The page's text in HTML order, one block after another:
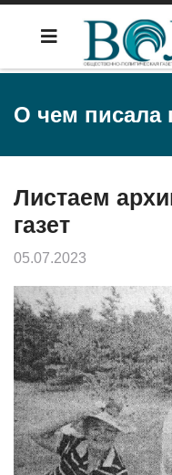
О чем писала
Листаем
газет
05.07.2023